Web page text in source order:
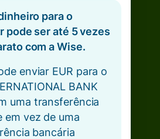
para o
pode ser até 5 vezes
com a Wise.
enviar EUR para o
BANK
uma transferência
em vez de uma
bancária